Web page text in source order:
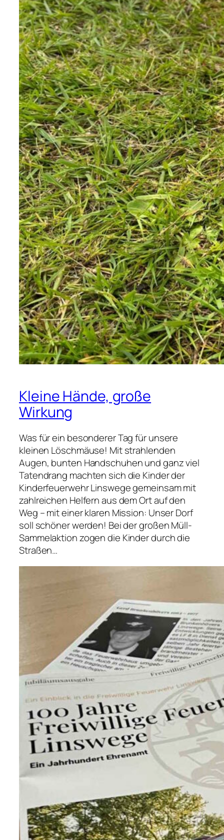
Kleine Hände, große
Wirkung
Was für ein besonderer Tag für unsere
kleinen Löschmäuse! Mit strahlenden
Augen, bunten Handschuhen und ganz viel
Tatendrang machten sich die Kinder der
Kinderfeuerwehr Linswege gemeinsam mit
zahlreichen Helfern aus dem Ort auf den
Weg – mit einer klaren Mission: Unser Dorf
soll schöner werden! Bei der großen Müll-
Sammelaktion zogen die Kinder durch die
Straßen…